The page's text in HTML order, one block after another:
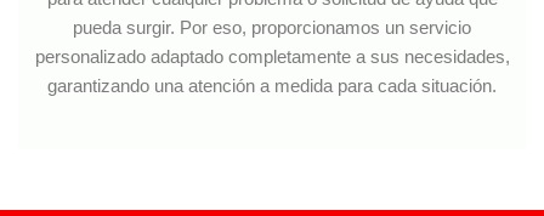
pueda surgir. Por eso, proporcionamos un servicio
personalizado adaptado completamente a sus necesidades,
garantizando una atención a medida para cada situación.